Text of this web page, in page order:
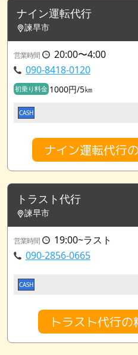
ナイン運転代行
諫早市
営業時間
20:00〜4:00
090-8418-0120
初乗り料金 1000円/5㎞
CASH
ナイン運転代行
トラスト代行
諫早市
営業時間
19:00~ラスト
090-2856-0665
CASH
トラスト代行